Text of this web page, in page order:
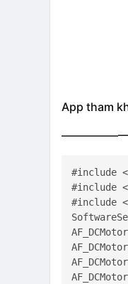
App tham
#include
#include
#include